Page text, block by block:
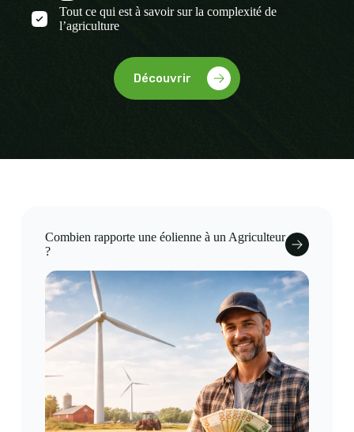
Tout ce qui est à savoir sur la complexité de
l’agriculture
Découvrir
Combien rapporte une éolienne à un Agriculteur​
?